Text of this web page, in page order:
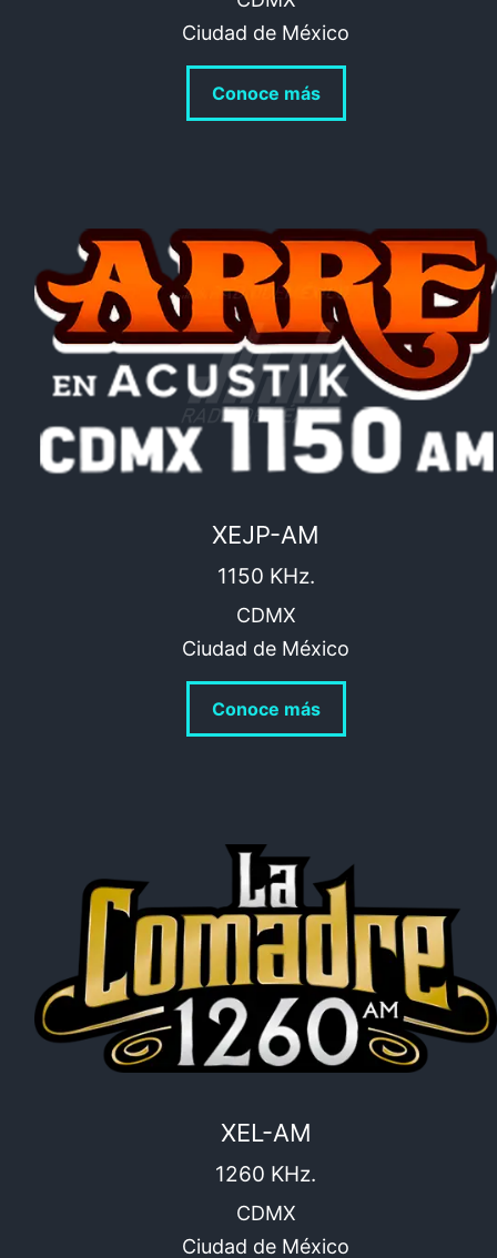
Ciudad de México
Conoce más
XEJP-AM
1150 KHz.
CDMX
Ciudad de México
Conoce más
XEL-AM
1260 KHz.
CDMX
Ciudad de México